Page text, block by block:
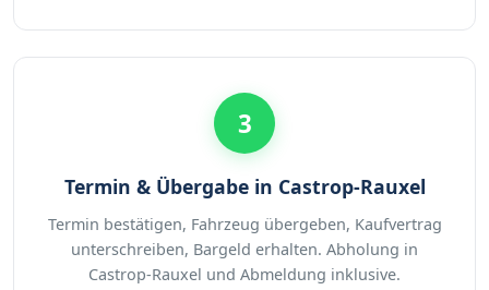
3
Termin & Übergabe in Castrop-Rauxel
Termin bestätigen, Fahrzeug übergeben, Kaufvertrag
unterschreiben, Bargeld erhalten. Abholung in
Castrop-Rauxel und Abmeldung inklusive.